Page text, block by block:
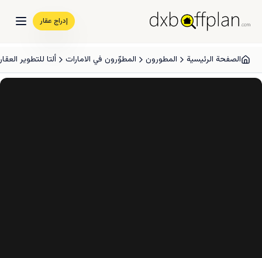
إدراج عقار
الصفحة الرئيسية المطورون المطوّرون في الامارات ألتا للتطوير